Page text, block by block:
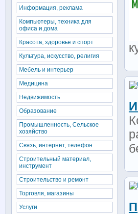
Информация, реклама
Компьютеры, техника для
офиса и дома
Красота, здоровье и спорт
Культура, искусство, религия
Мебель и интерьер
Медицина
Недвижимость
Образование
Промышленность, Сельское
хозяйство
Связь, интернет, телефон
Строительный материал,
инструмент
Строительство и ремонт
Торговля, магазины
Услуги